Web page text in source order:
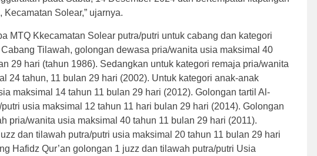
Kecamatan Solear,” ujarnya.
MTQ Kkecamatan Solear putra/putri untuk cabang dan kategori
Tilawah, golongan dewasa pria/wanita usia maksimal 40
29 hari (tahun 1986). Sedangkan untuk kategori remaja pria/wanita
24 tahun, 11 bulan 29 hari (2002). Untuk kategori anak-anak
maksimal 14 tahun 11 bulan 29 hari (2012). Golongan tartil Al-
putri usia maksimal 12 tahun 11 hari bulan 29 hari (2014). Golongan
pria/wanita usia maksimal 40 tahun 11 bulan 29 hari (2011).
dan tilawah putra/putri usia maksimal 20 tahun 11 bulan 29 hari
Hafidz Qur’an golongan 1 juzz dan tilawah putra/putri Usia